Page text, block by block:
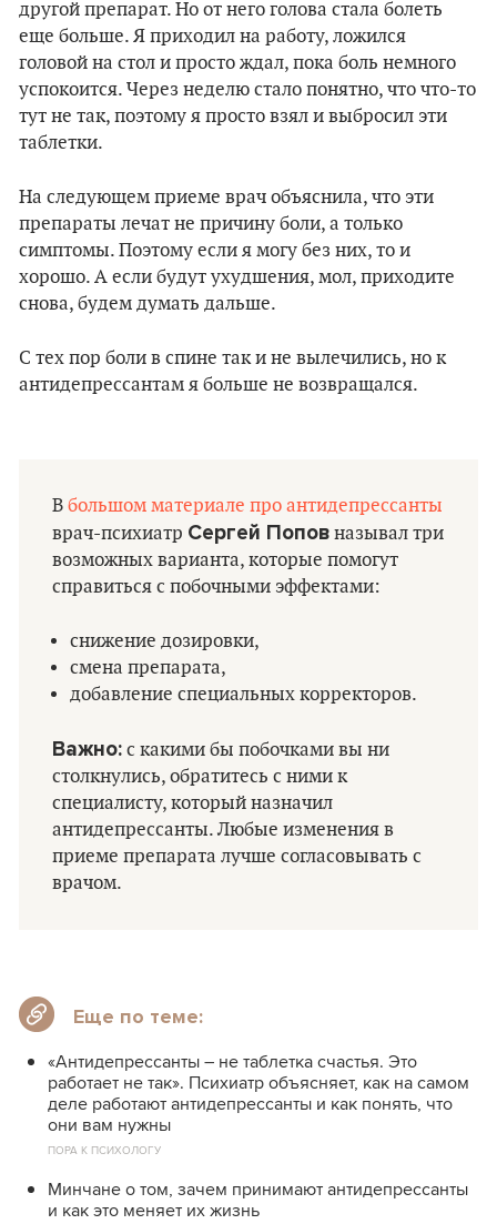
другой препарат. Но от него голова стала болеть
еще больше. Я приходил на работу, ложился
головой на стол и просто ждал, пока боль немного
успокоится. Через неделю стало понятно, что что-то
тут не так, поэтому я просто взял и выбросил эти
таблетки.
На следующем приеме врач объяснила, что эти
препараты лечат не причину боли, а только
симптомы. Поэтому если я могу без них, то и
хорошо. А если будут ухудшения, мол, приходите
снова, будем думать дальше.
С тех пор боли в спине так и не вылечились, но к
антидепрессантам я больше не возвращался.
В большом материале про антидепрессанты
врач-психиатр Сергей Попов называл три
возможных варианта, которые помогут
справиться с побочными эффектами:
снижение дозировки,
смена препарата,
добавление специальных корректоров.
Важно: с какими бы побочками вы ни
столкнулись, обратитесь с ними к
специалисту, который назначил
антидепрессанты. Любые изменения в
приеме препарата лучше согласовывать с
врачом.
Еще по теме:
«Антидепрессанты – не таблетка счастья. Это
работает не так». Психиатр объясняет, как на самом
деле работают антидепрессанты и как понять, что
они вам нужны
ПОРА К ПСИХОЛОГУ
Минчане о том, зачем принимают антидепрессанты
и как это меняет их жизнь